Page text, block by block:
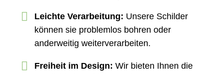
Leichte Verarbeitung: Unsere Schilder
können sie problemlos bohren oder
anderweitig weiterverarbeiten.
Freiheit im Design:Wir bieten Ihnen die